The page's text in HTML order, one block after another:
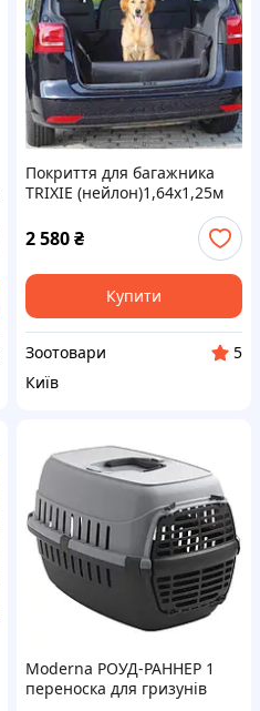
Покриття для багажника
TRIXIE (нейлон)1,64х1,25м
2 580₴
Купити
Зоотовари
5
Київ
Moderna РОУД-РАННЕР 1
переноска для гризунів